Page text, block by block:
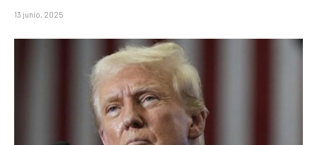
13 junio, 2025